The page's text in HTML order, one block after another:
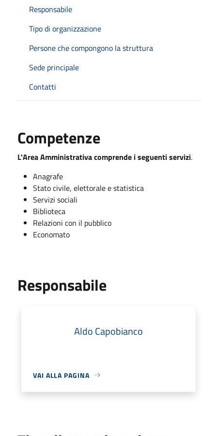
Responsabile
Tipo di organizzazione
Persone che compongono la struttura
Sede principale
Contatti
Competenze
L'Area Amministrativa comprende i seguenti servizi.
Anagrafe
Stato civile, elettorale e statistica
Servizi sociali
Biblioteca
Relazioni con il pubblico
Economato
Responsabile
Aldo Capobianco
VAI ALLA PAGINA